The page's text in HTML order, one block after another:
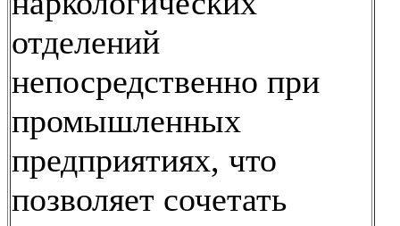
отделений
непосредственно при
промышленных
предприятиях, что
позволяет сочетать